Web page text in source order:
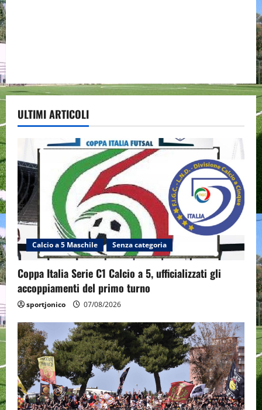
ULTIMI ARTICOLI
Calcio a 5 Maschile Senza categoria
Coppa Italia Serie C1 Calcio a 5, ufficializzati gli
accoppiamenti del primo turno
sportjonico 07/08/2026